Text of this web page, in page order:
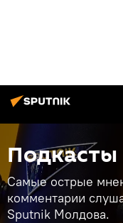
Подкасты
Самые острые
комментарии
Sputnik Молдова.